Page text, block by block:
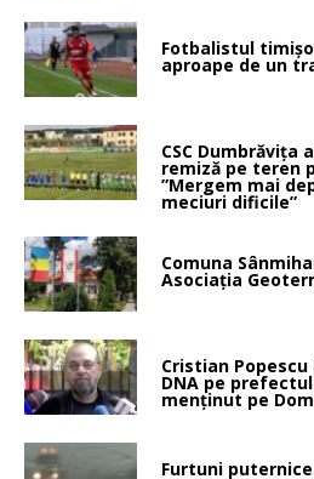
Fotbalistul
aproape de un
CSC Dumbrăvița
remiză pe teren
”Mergem mai
meciuri dificile”
Comuna
Asociația
Cristian
DNA pe
menținut pe
Furtuni